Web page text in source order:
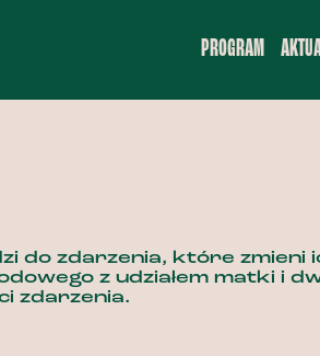
PROGRAM
do zdarzenia, które zmieni
z udziałem matki i
zdarzenia.